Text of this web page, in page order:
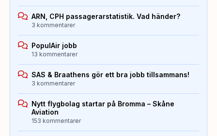
ARN, CPH passagerarstatistik. Vad händer?
3 kommentarer
PopulAir jobb
13 kommentarer
SAS & Braathens gör ett bra jobb tillsammans!
3 kommentarer
Nytt flygbolag startar på Bromma – Skåne
Aviation
153 kommentarer